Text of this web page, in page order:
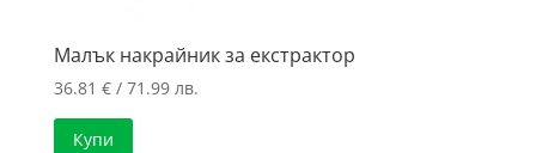
Малък накрайник за екстрактор
36.81 €/ 71.99 лв.
Купи